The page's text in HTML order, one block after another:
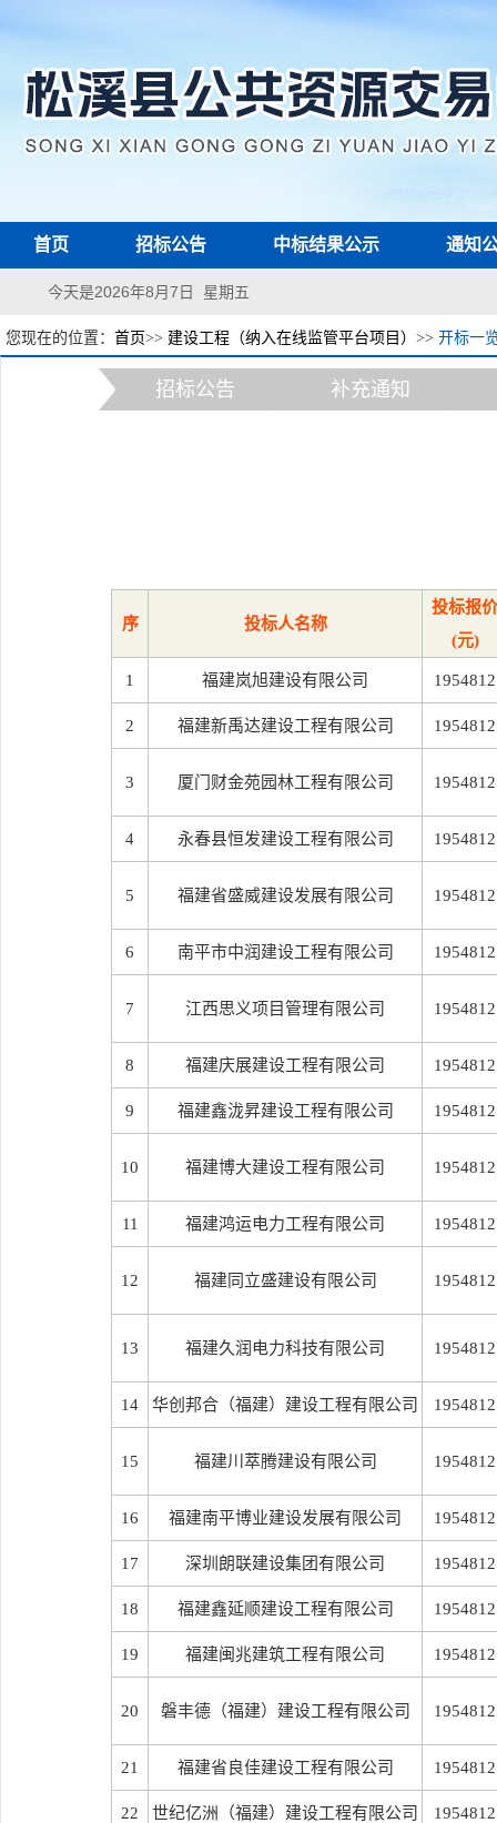
首页 招标公告 中标结果公示 通知
今天是2026年8月7日 星期五
您现在的位置： 首页>> 建设工程（纳入在线监管平台项目） >> 开标一
招标公告 补充通知
序 投标人名称
投标报价
(元)
1 福建岚旭建设有限公司 1954812
2 福建新禹达建设工程有限公司 1954812
3 厦门财金苑园林工程有限公司 1954812
4 永春县恒发建设工程有限公司 1954812
5 福建省盛威建设发展有限公司 1954812
6 南平市中润建设工程有限公司 1954812
7 江西思义项目管理有限公司 1954812
8 福建庆展建设工程有限公司 1954812
9 福建鑫泷昇建设工程有限公司 1954812
10 福建博大建设工程有限公司 1954812
11 福建鸿运电力工程有限公司 1954812
12 福建同立盛建设有限公司 1954812
13 福建久润电力科技有限公司 1954812
14 华创邦合（福建）建设工程有限公司 1954812
15 福建川萃腾建设有限公司 1954812
16 福建南平博业建设发展有限公司 1954812
17 深圳朗联建设集团有限公司 1954812
18 福建鑫延顺建设工程有限公司 1954812
19 福建闽兆建筑工程有限公司 1954812
20 磐丰德（福建）建设工程有限公司 1954812
21 福建省良佳建设工程有限公司 1954812
22 世纪亿洲（福建）建设工程有限公司 1954812